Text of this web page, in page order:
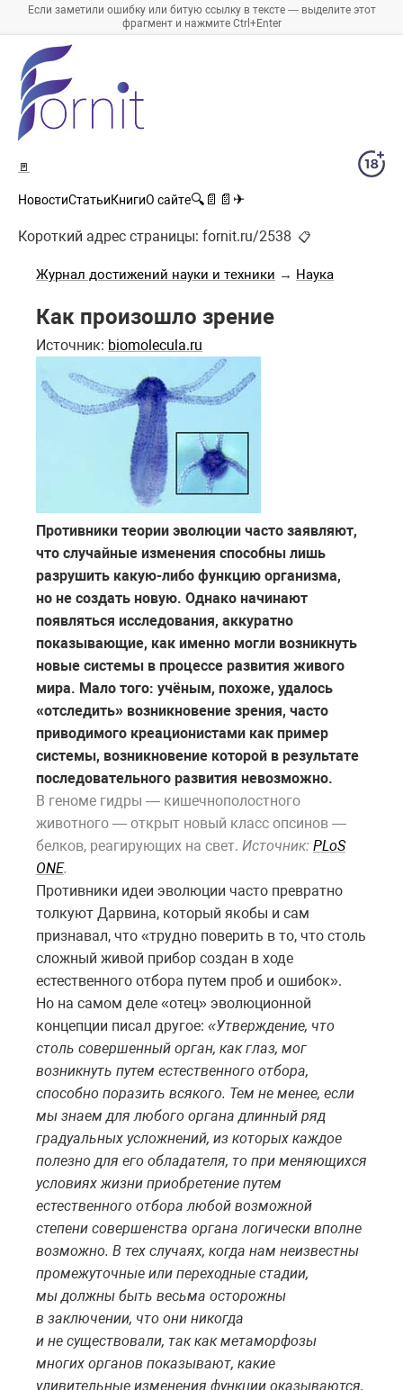
Если заметили ошибку или битую ссылку в тексте — выделите этот
фрагмент и нажмите Ctrl+Enter
🚪
НовостиСтатьиКнигиО сайте🔍 📄 📄 ✈
Короткий адрес страницы: fornit.ru/2538 📋
Журнал достижений науки и техники → Наука
Как произошло зрение
Источник: biomolecula.ru
Противники теории эволюции часто заявляют,
что случайные изменения способны лишь
разрушить какую-либо функцию организма,
но не создать новую. Однако начинают
появляться исследования, аккуратно
показывающие, как именно могли возникнуть
новые системы в процессе развития живого
мира. Мало того: учёным, похоже, удалось
«отследить» возникновение зрения, часто
приводимого креационистами как пример
системы, возникновение которой в результате
последовательного развития невозможно.
В геноме гидры — кишечнополостного
животного — открыт новый класс опсинов —
белков, реагирующих на свет. Источник: PLoS
ONE.
Противники идеи эволюции часто превратно
толкуют Дарвина, который якобы и сам
признавал, что «трудно поверить в то, что столь
сложный живой прибор создан в ходе
естественного отбора путем проб и ошибок».
Но на самом деле «отец» эволюционной
концепции писал другое: «Утверждение, что
столь совершенный орган, как глаз, мог
возникнуть путем естественного отбора,
способно поразить всякого. Тем не менее, если
мы знаем для любого органа длинный ряд
градуальных усложнений, из которых каждое
полезно для его обладателя, то при меняющихся
условиях жизни приобретение путем
естественного отбора любой возможной
степени совершенства органа логически вполне
возможно. В тех случаях, когда нам неизвестны
промежуточные или переходные стадии,
мы должны быть весьма осторожны
в заключении, что они никогда
и не существовали, так как метаморфозы
многих органов показывают, какие
удивительные изменения функции оказываются,